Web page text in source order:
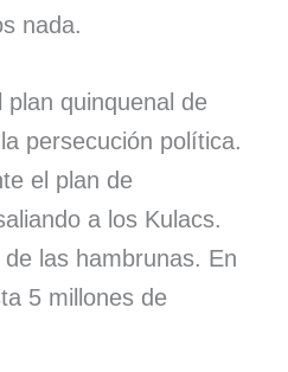
nada.
plan quinquenal de
persecución política.
el plan de
a los Kulacs.
las hambrunas. En
5 millones de